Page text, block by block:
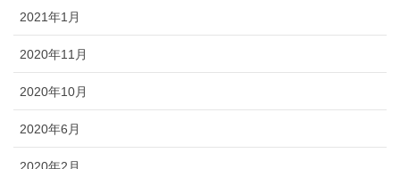
2021年1月
2020年11月
2020年10月
2020年6月